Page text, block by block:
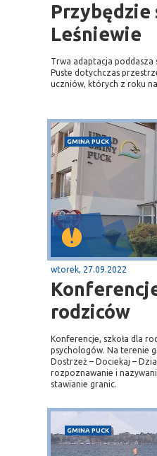
Przybędzie
Leśniewie
Trwa adaptacja poddasza
Puste dotychczas
uczniów, których z roku
GMINA PUCK
wtorek, 27.09.2022
rodziców
Konferencje, szkoła dla
psychologów. Na terenie
Dostrzeż – Dociekaj –
rozpoznawanie i
stawianie granic.
GMINA PUCK